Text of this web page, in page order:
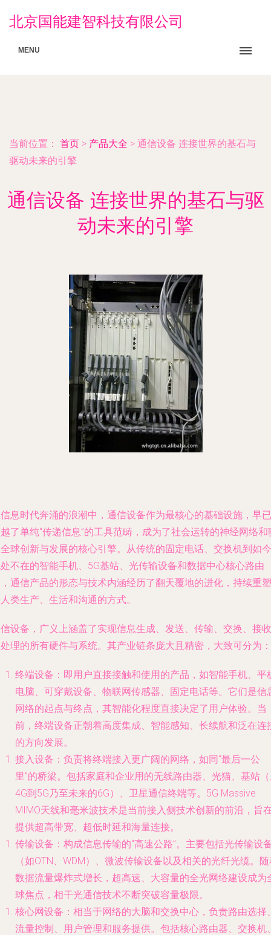
北京国能建智科技有限公司
MENU
当前位置： 首页 > 产品大全 > 通信设备 连接世界的基石与
驱动未来的引擎
通信设备 连接世界的基石与驱
动未来的引擎
息时代奔涌的浪潮中，通信设备作为最核心的基础设施，早已
了单纯“传递信息”的工具范畴，成为了社会运转的神经网络和
球创新与发展的核心引擎。从传统的固定电话、交换机到如今
不在的智能手机、5G基站、光传输设备和数据中心核心路由
通信产品的形态与技术内涵经历了翻天覆地的进化，持续重塑
类生产、生活和沟通的方式。
设备，广义上涵盖了实现信息生成、发送、传输、交换、接收
理的所有硬件与系统。其产业链条庞大且精密，大致可分为：
终端设备 ：即用户直接接触和使用的产品，如智能手机、平
电脑、可穿戴设备、物联网传感器、固定电话等。它们是信
网络的起点与终点，其智能化程度直接决定了用户体验。当
前，终端设备正朝着高度集成、智能感知、长续航和泛在连
的方向发展。
接入设备 ：负责将终端接入更广阔的网络，如同“最后一公
里”的桥梁。包括家庭和企业用的无线路由器、光猫、基站
4G到5G乃至未来的6G）、卫星通信终端等。5G Massive
MIMO天线和毫米波技术是当前接入侧技术创新的前沿，旨
提供超高带宽、超低时延和海量连接。
传输设备 ：构成信息传输的“高速公路”。主要包括光传输设
（如OTN、WDM）、微波传输设备以及相关的光纤光缆。
数据流量爆炸式增长，超高速、大容量的全光网络建设成为
球焦点，相干光通信技术不断突破容量极限。
核心网设备 ：相当于网络的大脑和交换中心，负责路由选择
流量控制、用户管理和服务提供。包括核心路由器、交换机